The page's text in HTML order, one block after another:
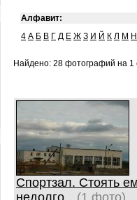
Алфавит:
4 А Б В Г Д Е Ж З И Й К Л М Н
Найдено: 28 фотографий на 1
Спортзал. Стоять
недолго... (1 фото)